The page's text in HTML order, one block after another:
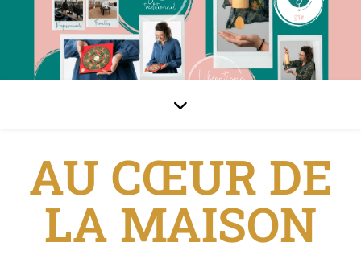
AU CŒUR DE
LA MAISON